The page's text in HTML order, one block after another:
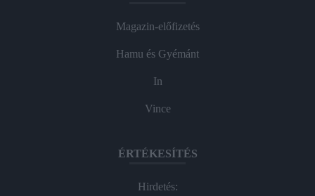
Magazin-előfizetés
Hamu és Gyémánt
In
Vince
ÉRTÉKESÍTÉS
Hirdetés: